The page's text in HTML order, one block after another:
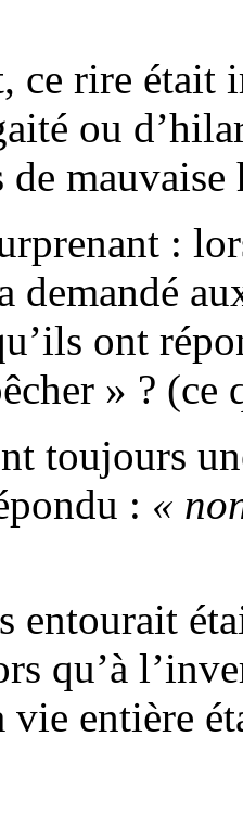
ce rire était
ou
mauvaise
:
demandé
ont
» ?
toujours
: «
entourait
qu’à
vie entière